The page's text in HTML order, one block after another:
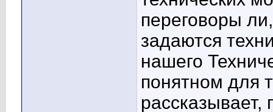
переговоры
задаются
нашего
понятном для
рассказывает,